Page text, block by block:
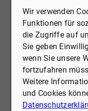
Alle ansehen
Wir verwenden
Funktionen für
die Zugriffe auf
Sie geben
wenn Sie unsere
fortzufahren
Weitere
und Cookies